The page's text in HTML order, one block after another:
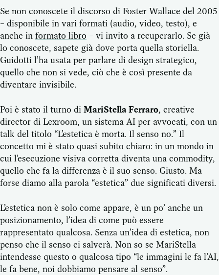
Se non conoscete il discorso di Foster Wallace del 2005
– disponibile in vari formati (audio, video, testo), e
anche in formato libro – vi invito a recuperarlo. Se già
lo conoscete, sapete già dove porta quella storiella.
Guidotti l’ha usata per parlare di design strategico,
quello che non si vede, ciò che è così presente da
diventare invisibile.
Poi è stato il turno di MariStella Ferraro, creative
director di Lexroom, un sistema AI per avvocati, con un
talk del titolo “L’estetica è morta. Il senso no.” Il
concetto mi è stato quasi subito chiaro: in un mondo in
cui l’esecuzione visiva corretta diventa una commodity,
quello che fa la differenza è il suo senso. Giusto. Ma
forse diamo alla parola “estetica” due significati diversi.
L’estetica non è solo come appare, è un po’ anche un
posizionamento, l’idea di come può essere
rappresentato qualcosa. Senza un’idea di estetica, non
penso che il senso ci salverà. Non so se MariStella
intendesse questo o qualcosa tipo “le immagini le fa l’AI,
le fa bene, noi dobbiamo pensare al senso”.